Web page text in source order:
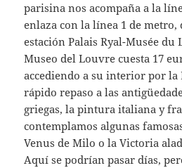
parisina nos acompaña a la
enlaza con la línea 1 de
estación Palais Ryal-Musée du
Museo del Louvre cuesta 17
accediendo a su interior por la
rápido repaso a las
griegas, la pintura italiana y
contemplamos algunas
Venus de Milo o la Victoria
Aquí se podrían pasar días,